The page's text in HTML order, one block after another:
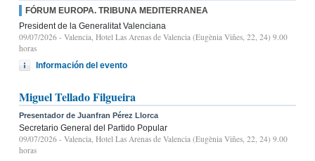
FÓRUM EUROPA. TRIBUNA MEDITERRANEA
President de la Generalitat Valenciana
09/07/2026 - Valencia, Hotel Las Arenas de Valencia (Eugènia Viñes, 22, 24) 9.00
horas
Información del evento
Miguel Tellado Filgueira
Presentador de Juanfran Pérez Llorca
Secretario General del Partido Popular
09/07/2026 - Valencia, Hotel Las Arenas de Valencia (Eugènia Viñes, 22, 24) 9.00
horas